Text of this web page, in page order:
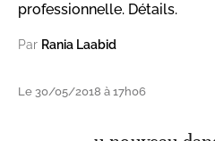
professionnelle. Détails.
Par Rania Laabid
Le 30/05/2018 à 17h06